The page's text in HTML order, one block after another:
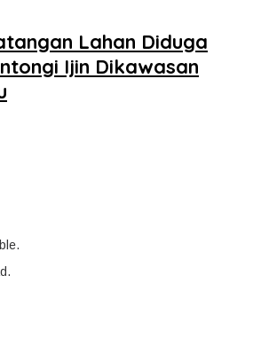
Lahan Diduga
Ijin Dikawasan